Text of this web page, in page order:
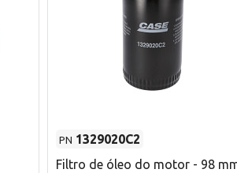
PN 1329020C2
Filtro de óleo do motor - 98